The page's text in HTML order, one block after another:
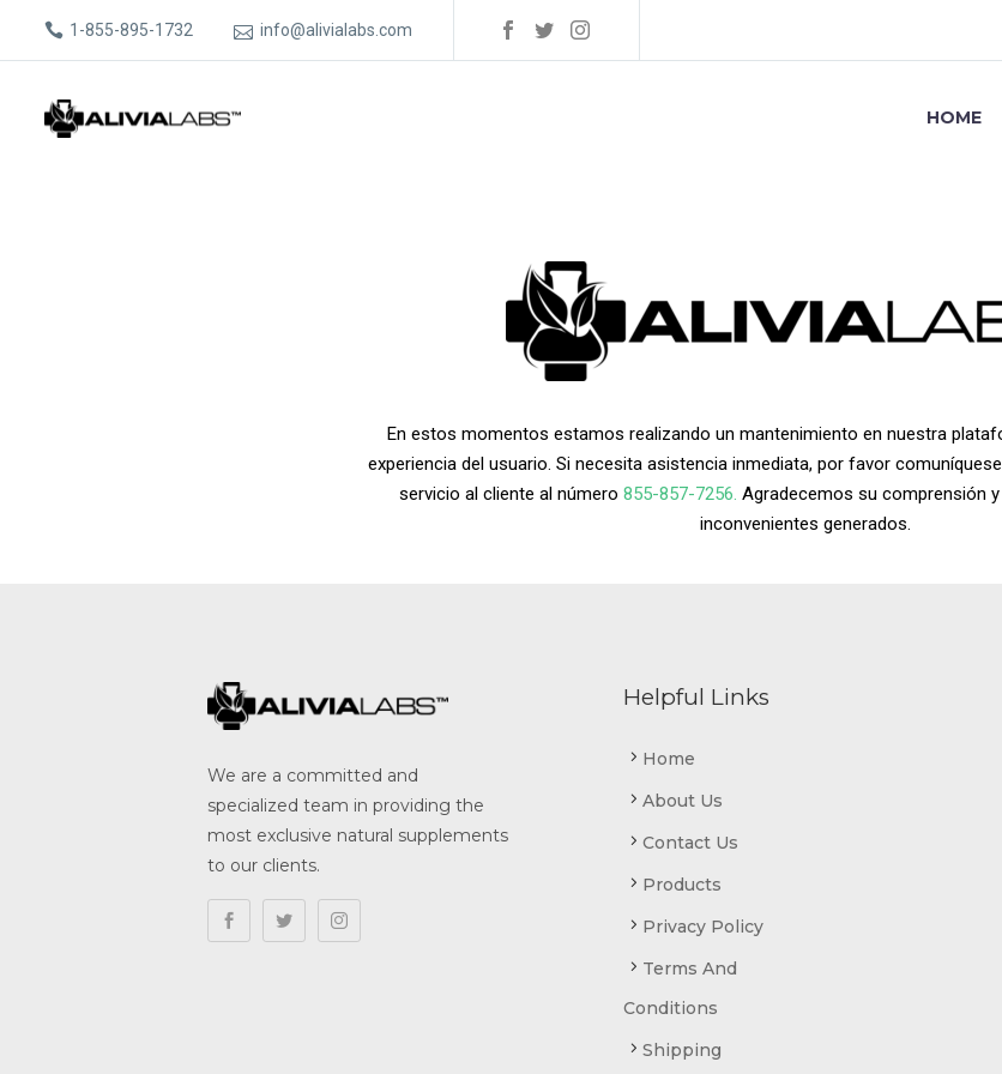
1-855-895-1732 info@alivialabs.com
HOME
En estos momentos estamos realizando un mantenimiento en nuestra
experiencia del usuario. Si necesita asistencia inmediata, por favor
servicio al cliente al número 855-857-7256. Agradecemos su comprensión
inconvenientes generados.
We are a committed and
specialized team in providing the
most exclusive natural supplements
to our clients.
Helpful Links
Home
About Us
Contact Us
Products
Privacy Policy
Terms And
Conditions
Shipping